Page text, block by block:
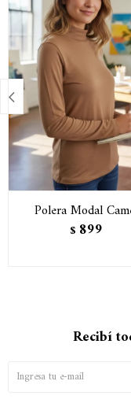
Polera Modal
$ 899

Recibí